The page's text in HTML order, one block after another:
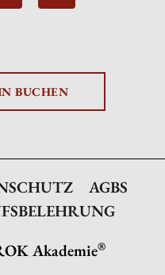
BUCHEN
Akademie®
AGBS